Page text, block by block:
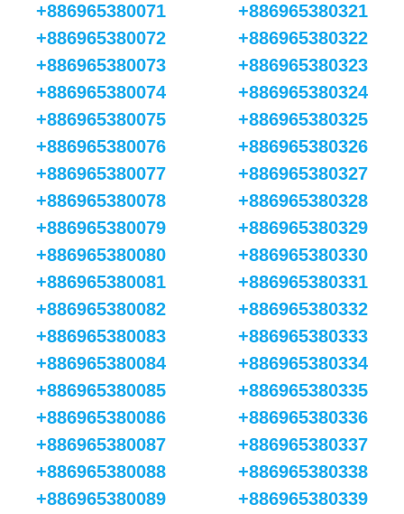
+886965380071
+886965380072
+886965380073
+886965380074
+886965380075
+886965380076
+886965380077
+886965380078
+886965380079
+886965380080
+886965380081
+886965380082
+886965380083
+886965380084
+886965380085
+886965380086
+886965380087
+886965380088
+886965380089
+886965380321
+886965380322
+886965380323
+886965380324
+886965380325
+886965380326
+886965380327
+886965380328
+886965380329
+886965380330
+886965380331
+886965380332
+886965380333
+886965380334
+886965380335
+886965380336
+886965380337
+886965380338
+886965380339